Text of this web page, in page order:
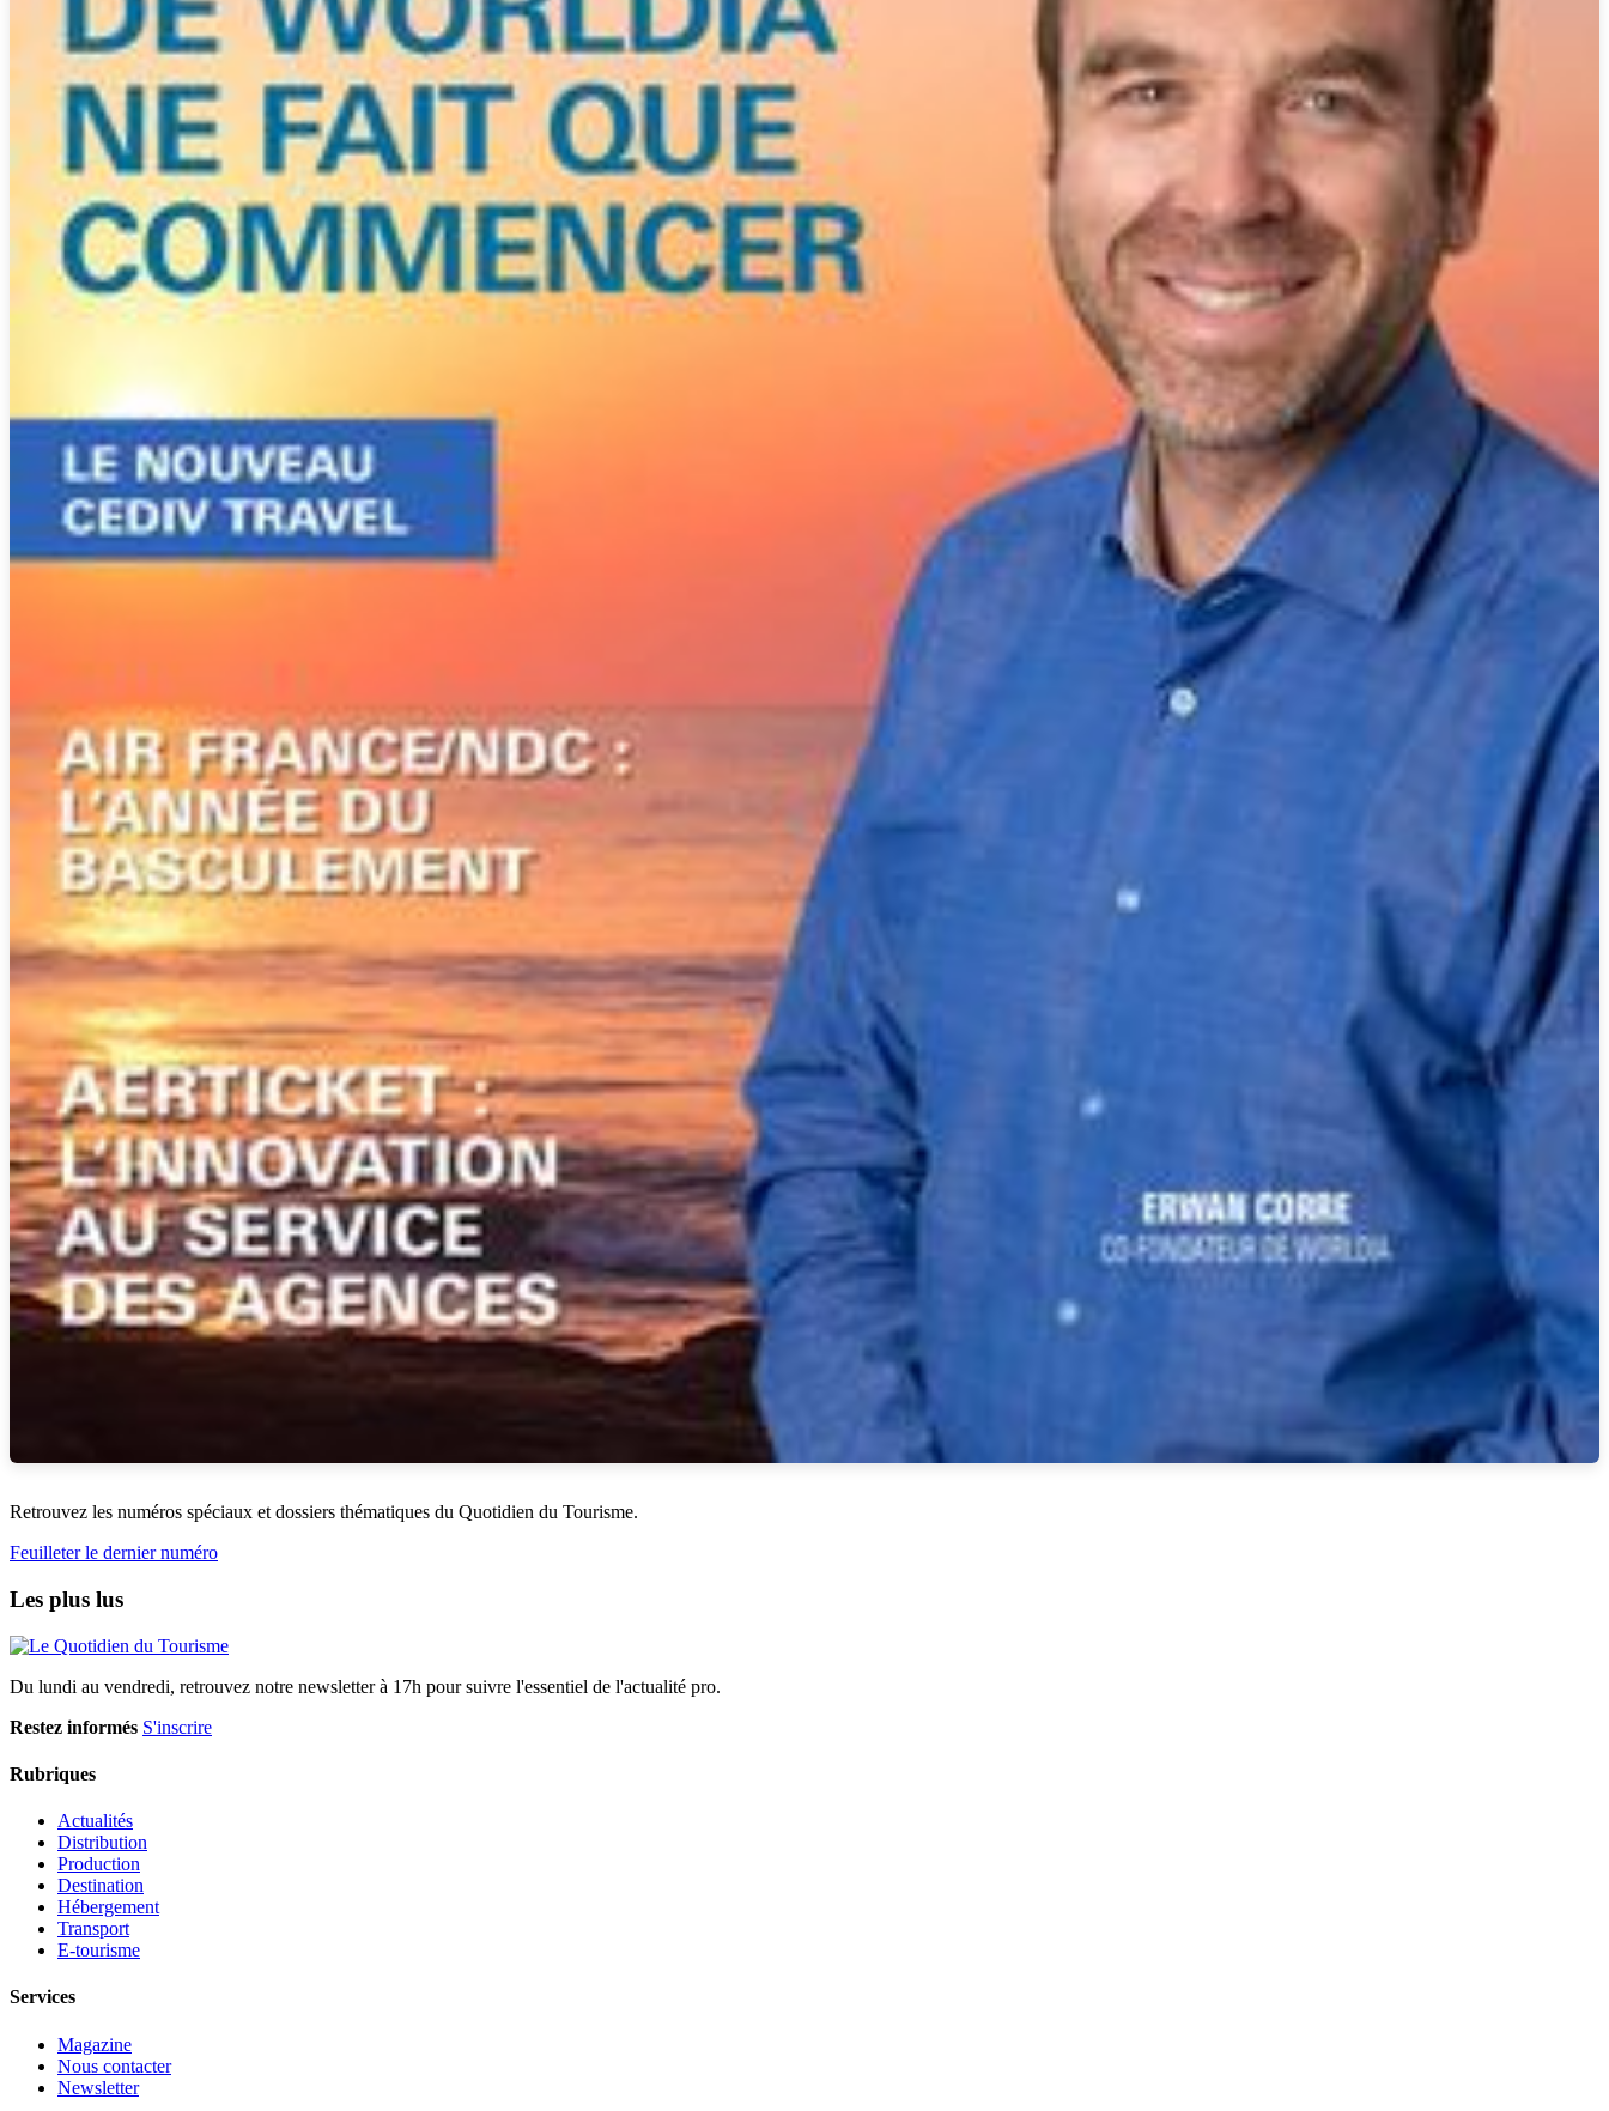
Retrouvez les numéros spéciaux et dossiers thématiques du Quotidien du Tourisme.
Feuilleter le dernier numéro
Les plus lus
Du lundi au vendredi, retrouvez notre newsletter à 17h pour suivre l'essentiel de l'actualité pro.
Restez informés S'inscrire
Rubriques
Actualités
Distribution
Production
Destination
Hébergement
Transport
E-tourisme
Services
Magazine
Nous contacter
Newsletter